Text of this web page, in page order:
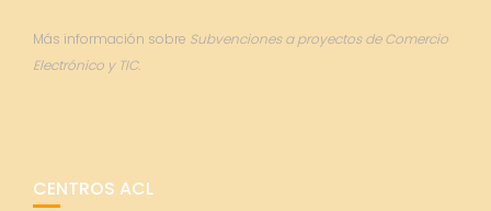
Más información sobre Subvenciones a proyectos de Comercio
Electrónico y TIC.
CENTROS ACL